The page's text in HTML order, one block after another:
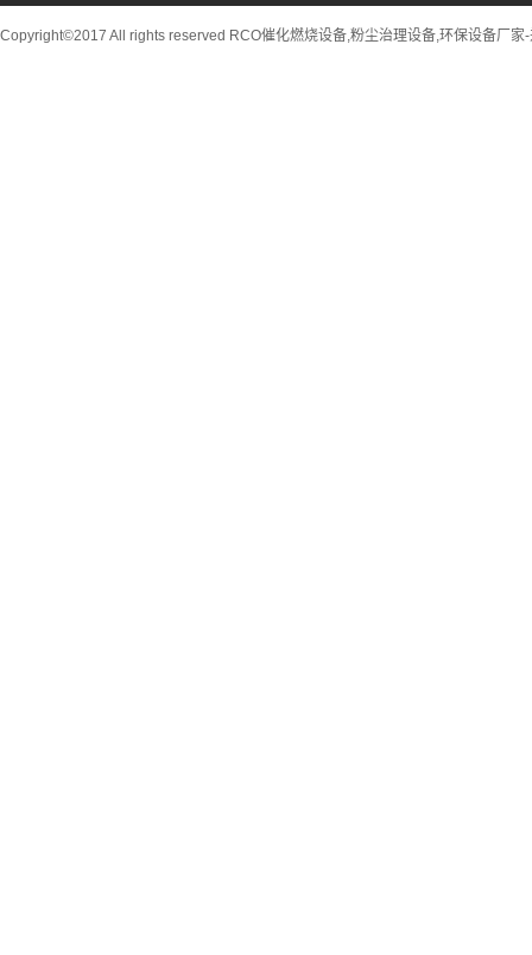
Copyright©2017 All rights reserved RCO催化燃烧设备,粉尘治理设备,环保设备厂